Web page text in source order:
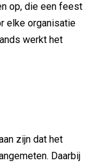
op, die een feest
elke organisatie
werkt het
zijn dat het
Daarbij